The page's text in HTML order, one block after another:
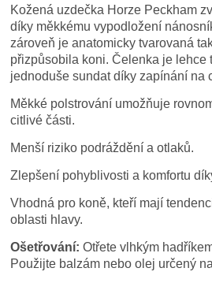
Kožená uzdečka Horze Peckham
díky měkkému vypodložení
zároveň je anatomicky tvarovaná
přizpůsobila koni. Čelenka je lehce
jednoduše sundat díky zapínání na
Měkké polstrování umožňuje
citlivé části.
Menší riziko podráždění a otlaků.
Zlepšení pohyblivosti a komfortu
Vhodná pro koně, kteří mají
oblasti hlavy.
Ošetřování: Otřete vlhkým
Použijte balzám nebo olej určený